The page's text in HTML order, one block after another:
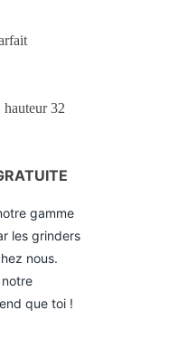
32
gamme
les grinders
nous.
que toi !